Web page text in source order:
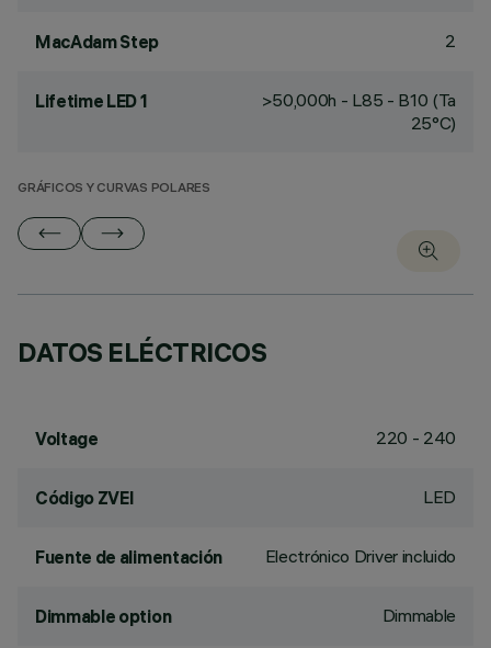
MacAdam Step 2
Lifetime LED 1
>50,000h - L85 - B10 (Ta
25°C)
GRÁFICOS Y CURVAS POLARES
DATOS ELÉCTRICOS
Voltage 220 - 240
Código ZVEI LED
Fuente de alimentación Electrónico Driver incluido
Dimmable option Dimmable